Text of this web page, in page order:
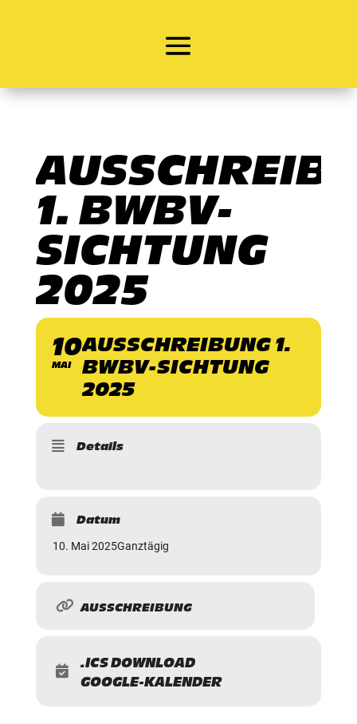
1. BWBV-
SICHTUNG
2025
10
MAI
AUSSCHREIBUNG 1.
BWBV-SICHTUNG
2025
Details
Datum
10. Mai 2025Ganztägig
AUSSCHREIBUNG
.ICS DOWNLOAD
GOOGLE-KALENDER